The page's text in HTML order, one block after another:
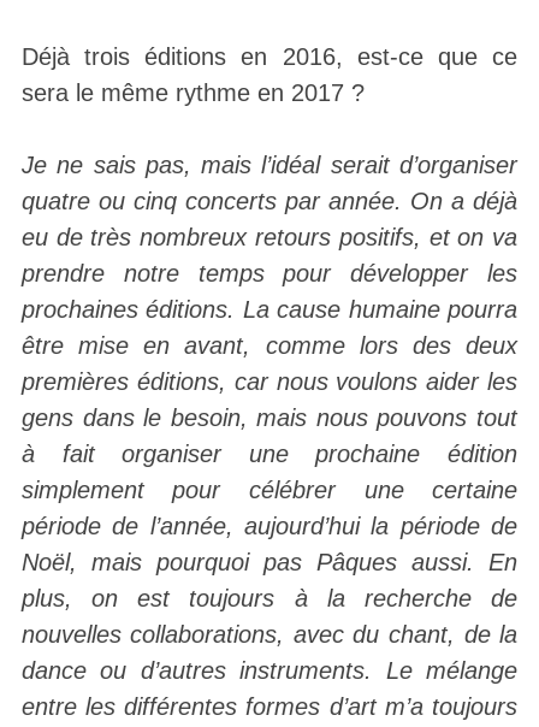
Déjà trois éditions en 2016, est-ce que ce
sera le même rythme en 2017 ?
Je ne sais pas, mais l’idéal serait d’organiser
quatre ou cinq concerts par année. On a déjà
eu de très nombreux retours positifs, et on va
prendre notre temps pour développer les
prochaines éditions. La cause humaine pourra
être mise en avant, comme lors des deux
premières éditions, car nous voulons aider les
gens dans le besoin, mais nous pouvons tout
à fait organiser une prochaine édition
simplement pour célébrer une certaine
période de l’année, aujourd’hui la période de
Noël, mais pourquoi pas Pâques aussi. En
plus, on est toujours à la recherche de
nouvelles collaborations, avec du chant, de la
dance ou d’autres instruments. Le mélange
entre les différentes formes d’art m’a toujours